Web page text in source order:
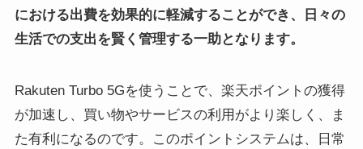
における出費を効果的に軽減することができ、日々の
生活での支出を賢く管理する一助となります。
Rakuten Turbo 5Gを使うことで、楽天ポイントの獲得
が加速し、買い物やサービスの利用がより楽しく、ま
た有利になるのです。このポイントシステムは、日常